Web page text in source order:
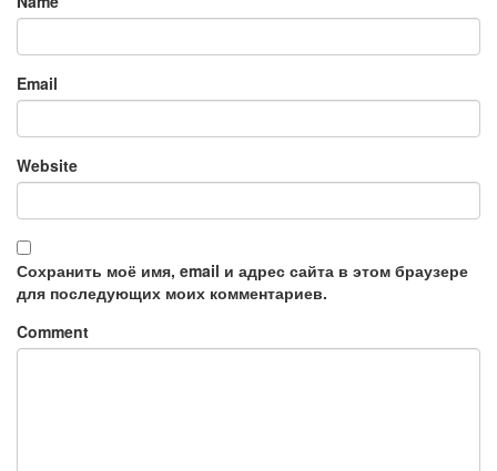
Email
Website
Сохранить моё имя, email и адрес сайта в этом браузере
для последующих моих комментариев.
Comment